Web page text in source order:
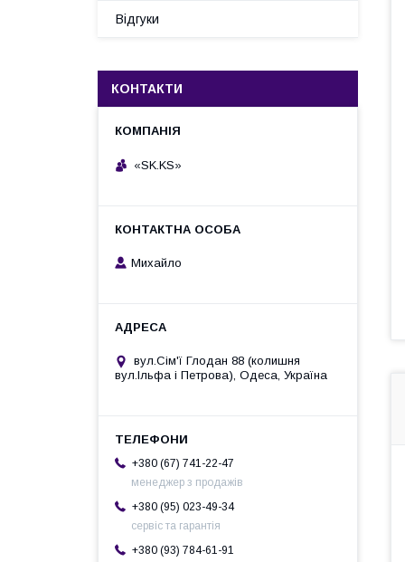
Відгуки
КОНТАКТИ
«SK.KS»
Михайло
вул.Сім'ї Глодан 88 (колишня
вул.Ільфа і Петрова), Одеса, Україна
+380 (67) 741-22-47
менеджер з продажів
+380 (95) 023-49-34
сервіс та гарантія
+380 (93) 784-61-91